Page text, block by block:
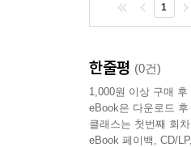
가 가진 바로 그
--- p.159
독재자들이 저지
되는 세계는 그만
1
한줄평 (0건)
1,000원 이상 구매 후
eBook은 다운로드
클래스는 첫번째 회
eBook 페이백, CD/